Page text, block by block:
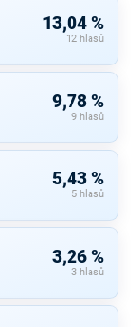
13,04 %
12 hlasů
9,78 %
9 hlasů
5,43 %
5 hlasů
3,26 %
3 hlasů